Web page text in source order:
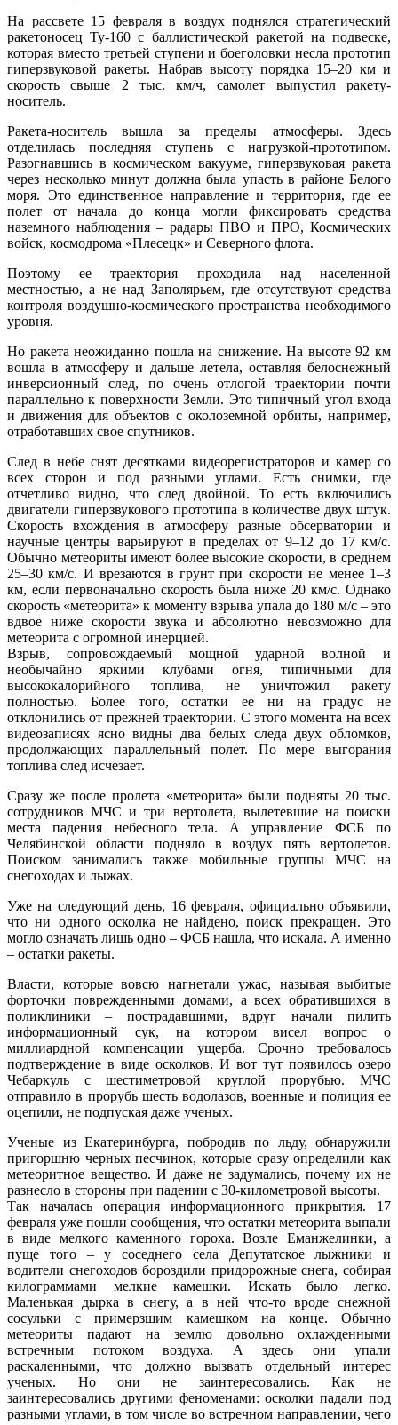
На рассвете 15 февраля в воздух поднялся стратегический
ракетоносец Ту-160 с баллистической ракетой на подвеске,
которая вместо третьей ступени и боеголовки несла прототип
гиперзвуковой ракеты. Набрав высоту порядка 15–20 км и
скорость свыше 2 тыс. км/ч, самолет выпустил ракету-
носитель.
Ракета-носитель вышла за пределы атмосферы. Здесь
отделилась последняя ступень с нагрузкой-прототипом.
Разогнавшись в космическом вакууме, гиперзвуковая ракета
через несколько минут должна была упасть в районе Белого
моря. Это единственное направление и территория, где ее
полет от начала до конца могли фиксировать средства
наземного наблюдения – радары ПВО и ПРО, Космических
войск, космодрома «Плесецк» и Северного флота.
Поэтому ее траектория проходила над населенной
местностью, а не над Заполярьем, где отсутствуют средства
контроля воздушно-космического пространства необходимого
уровня.
Но ракета неожиданно пошла на снижение. На высоте 92 км
вошла в атмосферу и дальше летела, оставляя белоснежный
инверсионный след, по очень отлогой траектории почти
параллельно к поверхности Земли. Это типичный угол входа
и движения для объектов с околоземной орбиты, например,
отработавших свое спутников.
След в небе снят десятками видеорегистраторов и камер со
всех сторон и под разными углами. Есть снимки, где
отчетливо видно, что след двойной. То есть включились
двигатели гиперзвукового прототипа в количестве двух штук.
Скорость вхождения в атмосферу разные обсерватории и
научные центры варьируют в пределах от 9–12 до 17 км/с.
Обычно метеориты имеют более высокие скорости, в среднем
25–30 км/с. И врезаются в грунт при скорости не менее 1–3
км, если первоначально скорость была ниже 20 км/с. Однако
скорость «метеорита» к моменту взрыва упала до 180 м/с – это
вдвое ниже скорости звука и абсолютно невозможно для
метеорита с огромной инерцией.
Взрыв, сопровождаемый мощной ударной волной и
необычайно яркими клубами огня, типичными для
высококалорийного топлива, не уничтожил ракету
полностью. Более того, остатки ее ни на градус не
отклонились от прежней траектории. С этого момента на всех
видеозаписях ясно видны два белых следа двух обломков,
продолжающих параллельный полет. По мере выгорания
топлива след исчезает.
Сразу же после пролета «метеорита» были подняты 20 тыс.
сотрудников МЧС и три вертолета, вылетевшие на поиски
места падения небесного тела. А управление ФСБ по
Челябинской области подняло в воздух пять вертолетов.
Поиском занимались также мобильные группы МЧС на
снегоходах и лыжах.
Уже на следующий день, 16 февраля, официально объявили,
что ни одного осколка не найдено, поиск прекращен. Это
могло означать лишь одно – ФСБ нашла, что искала. А именно
– остатки ракеты.
Власти, которые вовсю нагнетали ужас, называя выбитые
форточки поврежденными домами, а всех обратившихся в
поликлиники – пострадавшими, вдруг начали пилить
информационный сук, на котором висел вопрос о
миллиардной компенсации ущерба. Срочно требовалось
подтверждение в виде осколков. И вот тут появилось озеро
Чебаркуль с шестиметровой круглой прорубью. МЧС
отправило в прорубь шесть водолазов, военные и полиция ее
оцепили, не подпуская даже ученых.
Ученые из Екатеринбурга, побродив по льду, обнаружили
пригоршню черных песчинок, которые сразу определили как
метеоритное вещество. И даже не задумались, почему их не
разнесло в стороны при падении с 30-километровой высоты.
Так началась операция информационного прикрытия. 17
февраля уже пошли сообщения, что остатки метеорита выпали
в виде мелкого каменного гороха. Возле Еманжелинки, а
пуще того – у соседнего села Депутатское лыжники и
водители снегоходов бороздили придорожные снега, собирая
килограммами мелкие камешки. Искать было легко.
Маленькая дырка в снегу, а в ней что-то вроде снежной
сосульки с примерзшим камешком на конце. Обычно
метеориты падают на землю довольно охлажденными
встречным потоком воздуха. А здесь они упали
раскаленными, что должно вызвать отдельный интерес
ученых. Но они не заинтересовались. Как не
заинтересовались другими феноменами: осколки падали под
разными углами, в том числе во встречном направлении, чего